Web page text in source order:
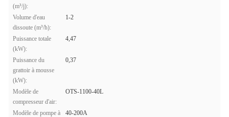
(m³/j):
Volume d'eau
dissoute (m³/h):
1-2
Puissance totale
(kW):
4,47
Puissance du
grattoir à mousse
(kW):
0,37
Modèle de
compresseur d'air:
OTS-1100-40L
Modèle de pompe à
40-200A